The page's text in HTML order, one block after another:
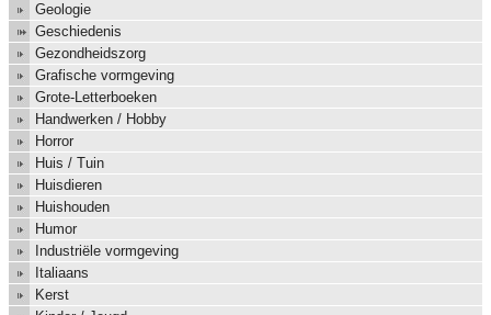
Geologie
Geschiedenis
Gezondheidszorg
Grafische vormgeving
Grote-Letterboeken
Handwerken / Hobby
Horror
Huis / Tuin
Huisdieren
Huishouden
Humor
Industriële vormgeving
Italiaans
Kerst